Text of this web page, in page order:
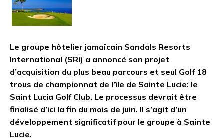
Le groupe hôtelier jamaïcain Sandals Resorts
International (SRI) a annoncé son projet
d’acquisition du plus beau parcours et seul Golf 18
trous de championnat de l’île de Sainte Lucie: le
Saint Lucia Golf Club. Le processus devrait être
finalisé d’ici la fin du mois de juin. Il s’agit d’un
développement significatif pour le groupe à Sainte
Lucie.